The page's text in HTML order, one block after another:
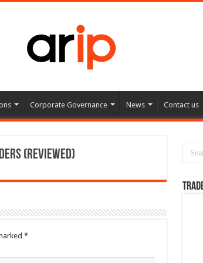
Corporate Governance News Contact us
(Reviewed)
*